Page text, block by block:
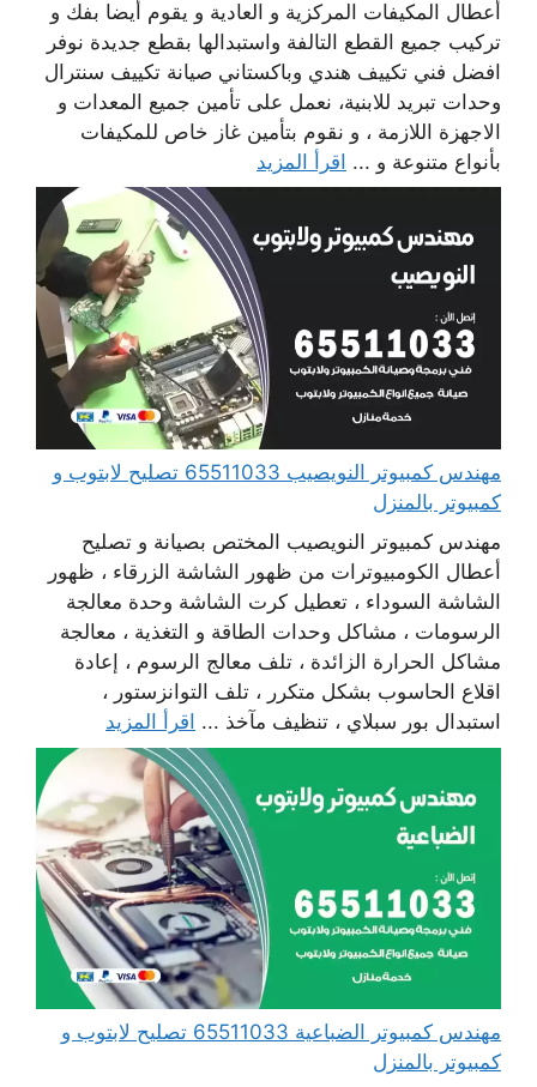
أعطال المكيفات المركزية و العادية و يقوم أيضا بفك و
تركيب جميع القطع التالفة واستبدالها بقطع جديدة نوفر
افضل فني تكييف هندي وباكستاني صيانة تكييف سنترال
وحدات تبريد للابنية، نعمل على تأمين جميع المعدات و
الاجهزة اللازمة ، و نقوم بتأمين غاز خاص للمكيفات
بأنواع متنوعة و ... اقرأ المزيد
مهندس كمبيوتر النويصيب 65511033 تصليح لابتوب و
كمبيوتر بالمنزل
مهندس كمبيوتر النويصيب المختص بصيانة و تصليح
أعطال الكومبيوترات من ظهور الشاشة الزرقاء ، ظهور
الشاشة السوداء ، تعطيل كرت الشاشة وحدة معالجة
الرسومات ، مشاكل وحدات الطاقة و التغذية ، معالجة
مشاكل الحرارة الزائدة ، تلف معالج الرسوم ، إعادة
اقلاع الحاسوب بشكل متكرر ، تلف التوانزستور ،
استبدال بور سبلاي ، تنظيف مآخذ ... اقرأ المزيد
مهندس كمبيوتر الضباعية 65511033 تصليح لابتوب و
كمبيوتر بالمنزل